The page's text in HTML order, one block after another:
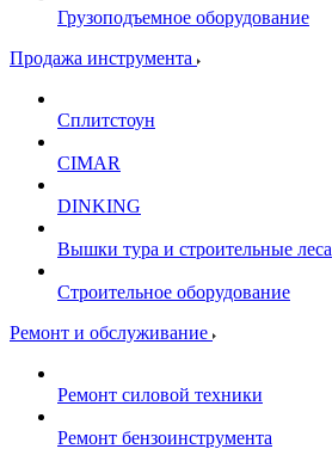
Грузоподъемное оборудование
Продажа инструмента
Сплитстоун
CIMAR
DINKING
Вышки тура и строительные леса
Строительное оборудование
Ремонт и обслуживание
Ремонт силовой техники
Ремонт бензоинструмента